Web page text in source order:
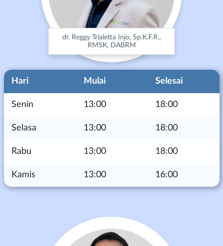
dr. Reggy Trialetta Injo, Sp.K.F.R.,
RMSK, DABRM
Hari Mulai Selesai
Senin 13:00 18:00
Selasa 13:00 18:00
Rabu 13:00 18:00
Kamis 13:00 16:00